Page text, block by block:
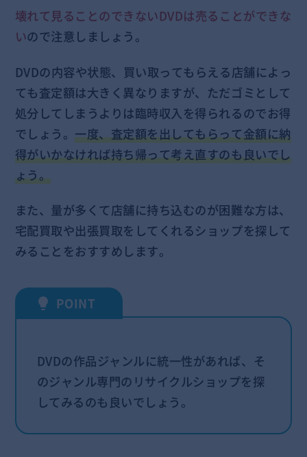
壊れて見ることのできないDVDは売ることができな
いので注意しましょう。
DVDの内容や状態、買い取ってもらえる店舗によっ
ても査定額は大きく異なりますが、ただゴミとして
処分してしまうよりは臨時収入を得られるのでお得
でしょう。一度、査定額を出してもらって金額に納
得がいかなければ持ち帰って考え直すのも良いでし
ょう。
また、量が多くて店舗に持ち込むのが困難な方は、
宅配買取や出張買取をしてくれるショップを探して
みることをおすすめします。
DVDの作品ジャンルに統一性があれば、そ
のジャンル専門のリサイクルショップを探
してみるのも良いでしょう。